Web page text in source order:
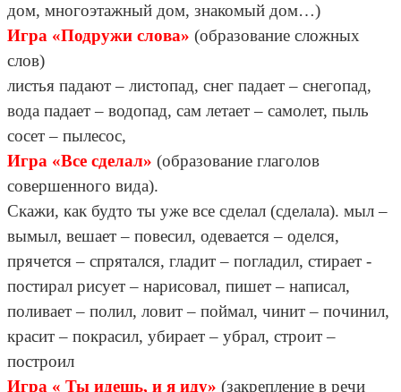
дом, многоэтажный дом, знакомый дом…)
Игра «Подружи слова» (образование сложных
слов)
листья падают – листопад, снег падает – снегопад,
вода падает – водопад, сам летает – самолет, пыль
сосет – пылесос,
Игра «Все сделал» (образование глаголов
совершенного вида).
Скажи, как будто ты уже все сделал (сделала). мыл –
вымыл, вешает – повесил, одевается – оделся,
прячется – спрятался, гладит – погладил, стирает -
постирал рисует – нарисовал, пишет – написал,
поливает – полил, ловит – поймал, чинит – починил,
красит – покрасил, убирает – убрал, строит –
построил
Игра « Ты идешь, и я иду» (закрепление в речи